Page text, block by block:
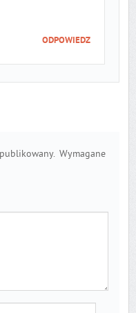
ODPOWIEDZ
Wymagane